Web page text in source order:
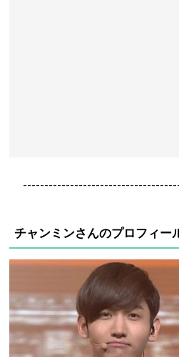
チャンミンさんのプロフィー